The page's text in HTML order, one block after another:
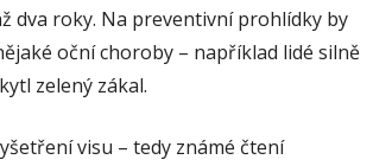
dva roky. Na preventivní prohlídky by
oční choroby – například lidé silně
zelený zákal.
visu – tedy známé čtení